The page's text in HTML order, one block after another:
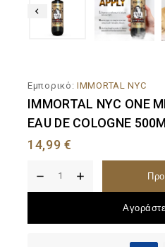
Εμπορικό: IMMORTAL NYC
IMMORTAL NYC ONE
EAU DE COLOGNE
14,99€